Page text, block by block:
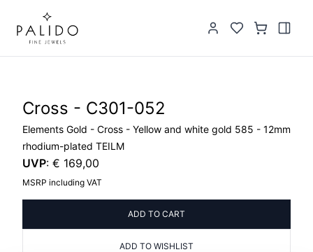
Cross - C301-052
Elements Gold - Cross - Yellow and white gold 585 - 12mm
rhodium-plated TEILM
UVP: € 169,00
MSRP including VAT
ADD TO CART
ADD TO WISHLIST